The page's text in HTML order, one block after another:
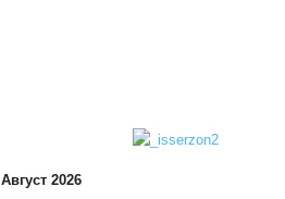
Август 2026